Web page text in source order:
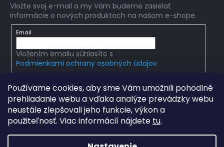
Používame cookies, aby sme Vám umožnili pohodlné
prehliadanie webu a vďaka analýze prevádzky webu
neustále zlepšovali jeho funkcie, výkon a
použiteľnosť. Viac informácií nájdete tu.
Vložte svoj e-mail a my Vám budeme zasielať
informácie o nových produktoch na našom e-shope.
Email
Vložením emailu súhlasíte s
Podmienkami ochrany osobných údajov.
mlady-vedec.sk
. Všetky práva
vyhradené.Upraviť nastavenie cookies